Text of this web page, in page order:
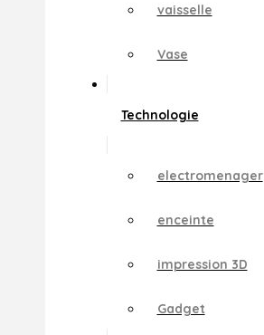
vaisselle
Vase
Technologie
electromenager
enceinte
impression 3D
Gadget